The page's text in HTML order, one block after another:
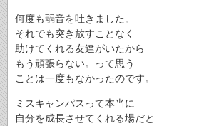
何度も弱音を吐きました。
それでも突き放すことなく
助けてくれる友達がいたから
もう頑張らない。って思う
ことは一度もなかったのです。
ミスキャンパスって本当に
自分を成長させてくれる場だと